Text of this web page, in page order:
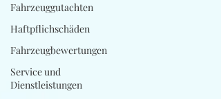
Fahrzeuggutachten
Haftpflichschäden
Fahrzeugbewertungen
Service und
Dienstleistungen